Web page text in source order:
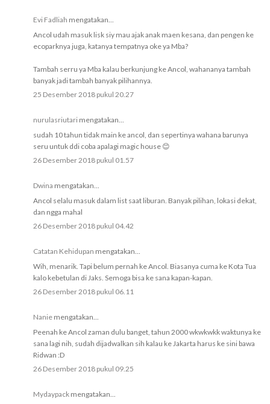
Evi Fadliah mengatakan...
Ancol udah masuk lisk siy mau ajak anak maen kesana, dan pengen ke
ecoparknya juga, katanya tempatnya oke ya Mba?
Tambah serru ya Mba kalau berkunjung ke Ancol, wahananya tambah
banyak jadi tambah banyak pilihannya.
25 Desember 2018 pukul 20.27
nurulasriutari mengatakan...
sudah 10 tahun tidak main ke ancol, dan sepertinya wahana barunya
seru untuk ddi coba apalagi magic house 😊
26 Desember 2018 pukul 01.57
Dwina mengatakan...
Ancol selalu masuk dalam list saat liburan. Banyak pilihan, lokasi dekat,
dan ngga mahal
26 Desember 2018 pukul 04.42
Catatan Kehidupan mengatakan...
Wih, menarik. Tapi belum pernah ke Ancol. Biasanya cuma ke Kota Tua
kalo kebetulan di Jaks. Semoga bisa ke sana kapan-kapan.
26 Desember 2018 pukul 06.11
Nanie mengatakan...
Peenah ke Ancol zaman dulu banget, tahun 2000 wkwkwkk waktunya ke
sana lagi nih, sudah dijadwalkan sih kalau ke Jakarta harus ke sini bawa
Ridwan :D
26 Desember 2018 pukul 09.25
Mydaypack mengatakan...